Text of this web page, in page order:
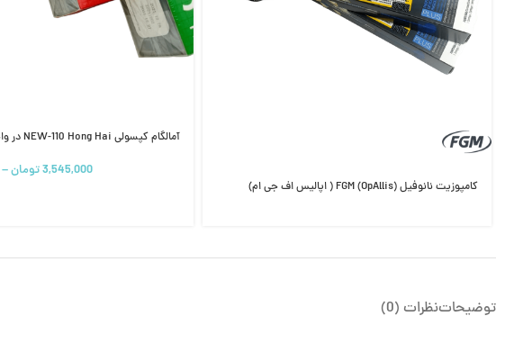
کامپوزیت نانوفیل FGM (OpAllis) ( اپالیس اف جی ام)
آمالگام کپسولی NEW-110 Hong Hai در واحد های 1و2و3و5
3,545,000تومان–
توضیحاتنظرات (0)